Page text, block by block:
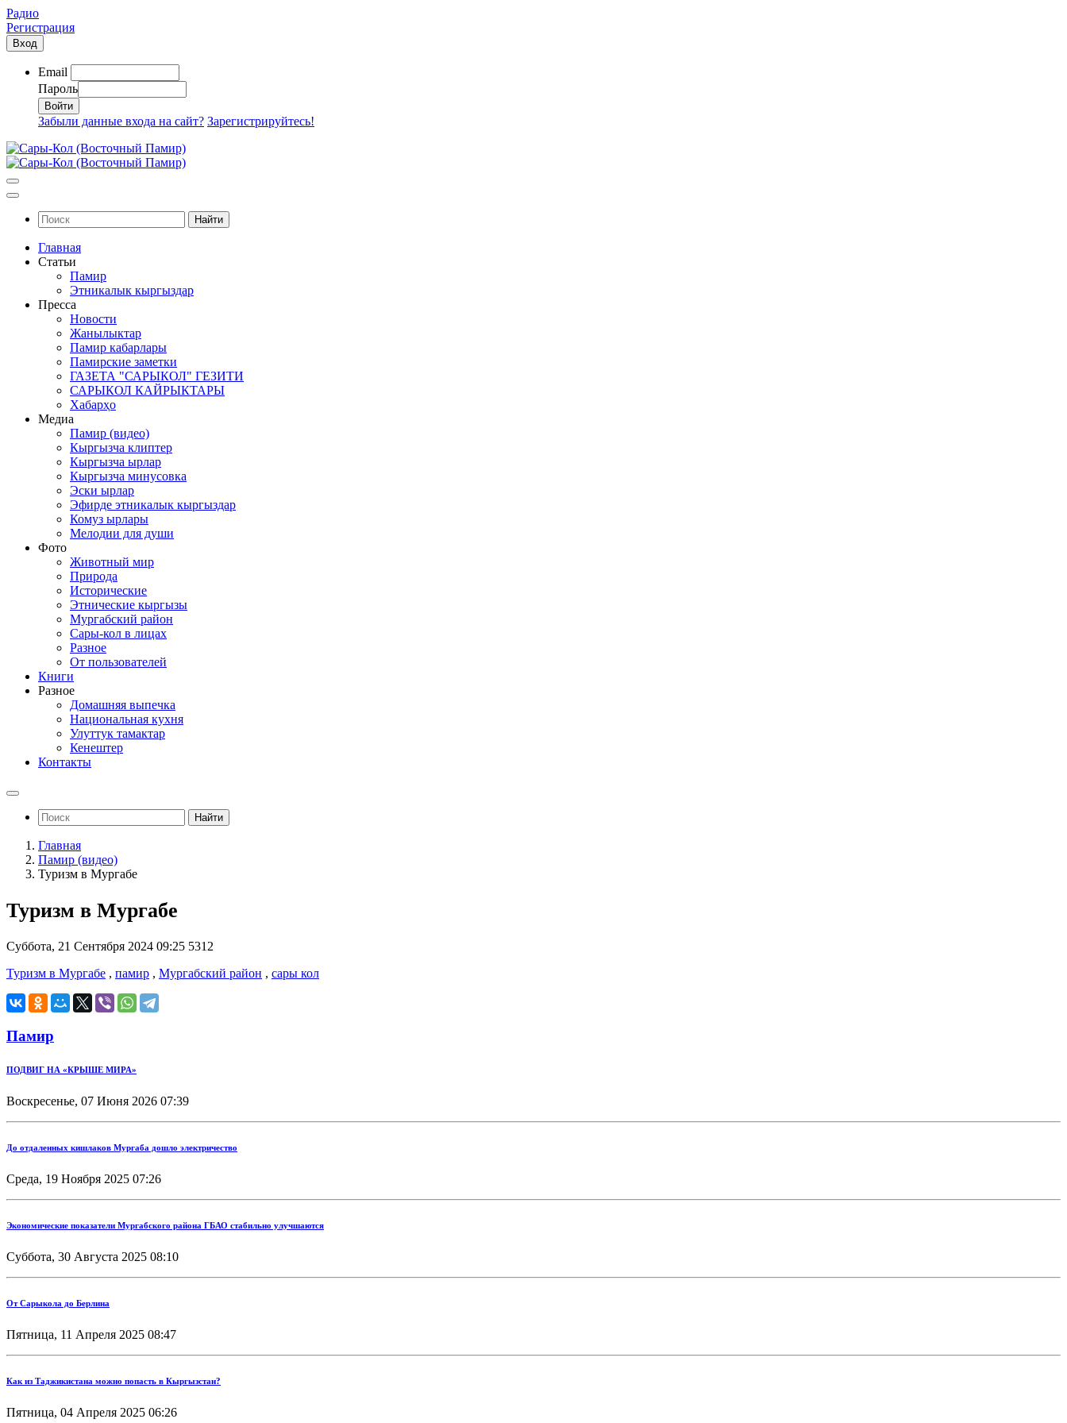
Радио
Регистрация
Вход
Email
Пароль
Забыли данные входа на сайт? Зарегистрируйтесь!
Найти
Главная
Статьи
Памир
Этникалык кыргыздар
Пресса
Новости
Жанылыктар
Памир кабарлары
Памирские заметки
ГАЗЕТА "САРЫКОЛ" ГЕЗИТИ
САРЫКОЛ КАЙРЫКТАРЫ
Хабарҳо
Медиа
Памир (видео)
Кыргызча клиптер
Кыргызча ырлар
Кыргызча минусовка
Эски ырлар
Эфирде этникалык кыргыздар
Комуз ырлары
Мелодии для души
Фото
Животный мир
Природа
Исторические
Этнические кыргызы
Мургабский район
Сары-кол в лицах
Разное
От пользователей
Книги
Разное
Домашняя выпечка
Национальная кухня
Улуттук тамактар
Кенештер
Контакты
Найти
Главная
Памир (видео)
Туризм в Мургабе
Туризм в Мургабе
Суббота, 21 Сентября 2024 09:25 5312
Туризм в Мургабе , памир , Мургабский район , сары кол
Памир
ПОДВИГ НА «КРЫШЕ МИРА»
Воскресенье, 07 Июня 2026 07:39
До отдаленных кишлаков Мургаба дошло электричество
Среда, 19 Ноября 2025 07:26
Экономические показатели Мургабского района ГБАО стабильно улучшаются
Суббота, 30 Августа 2025 08:10
От Сарыкола до Берлина
Пятница, 11 Апреля 2025 08:47
Как из Таджикистана можно попасть в Кыргызстан?
Пятница, 04 Апреля 2025 06:26